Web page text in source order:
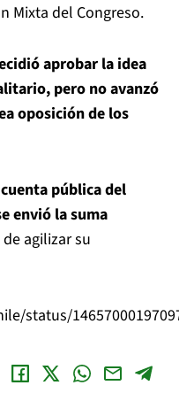
Mixta del Congreso.
aprobar la idea
pero no avanzó
oposición de los
pública del
envió la suma
agilizar su
status/